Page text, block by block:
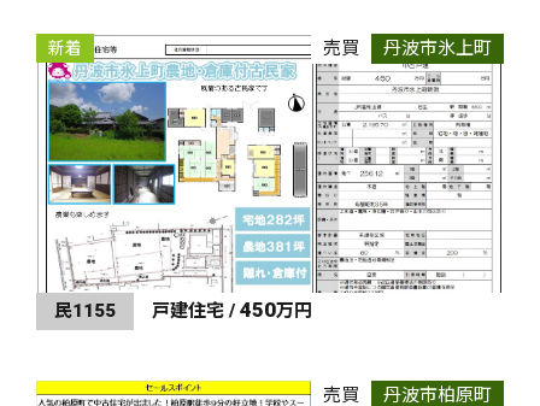
新着 売買 丹波市氷上町
民1155 戸建住宅 / 450万円
売買 丹波市柏原町